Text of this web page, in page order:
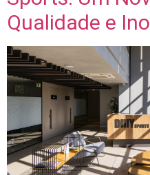
Qualidade e